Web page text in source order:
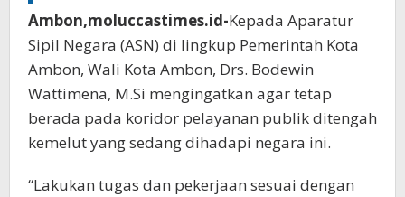
Ambon,moluccastimes.id-Kepada Aparatur
Sipil Negara (ASN) di lingkup Pemerintah Kota
Ambon, Wali Kota Ambon, Drs. Bodewin
Wattimena, M.Si mengingatkan agar tetap
berada pada koridor pelayanan publik ditengah
kemelut yang sedang dihadapi negara ini.
“Lakukan tugas dan pekerjaan sesuai dengan